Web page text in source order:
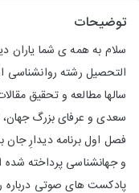
توضیحات
سلام به همه ی شما یاران
التحصیل رشته روانشناسی
سالها مطالعه و تحقیق
سعدی و عرفای بزرگ جهان،
فصل اول برنامه دیدارِ جان
و جهانشناسی پرداخته شده
پادکست های صوتی